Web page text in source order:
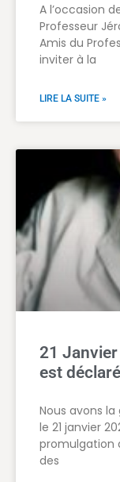
A l’occasion
Professeur
Amis du
inviter à la
LIRE LA SUITE »
21
est
Nous avons
le 21 janvier
promulgation
des